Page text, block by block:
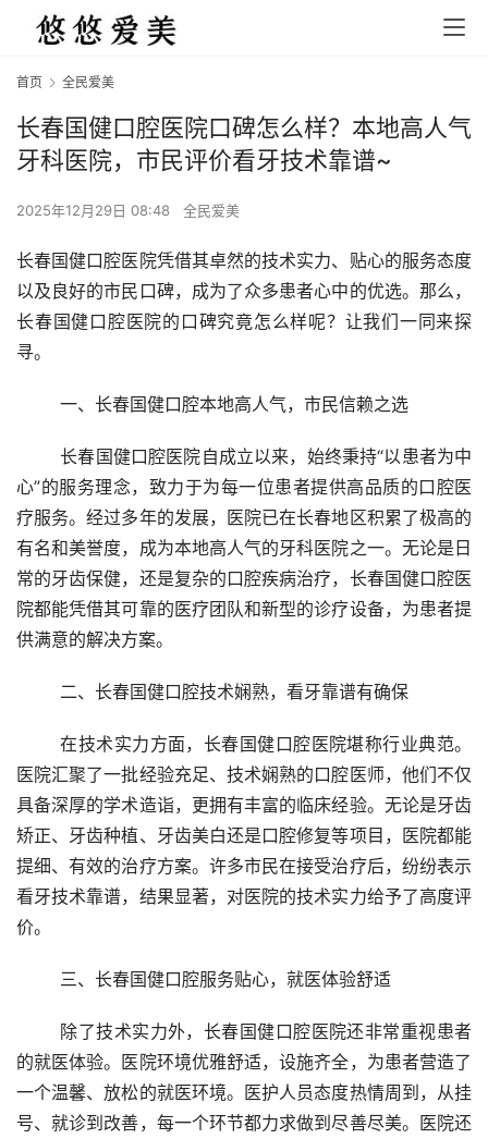
首页 全民爱美
长春国健口腔医院口碑怎么样？本地高人气
牙科医院，市民评价看牙技术靠谱~
2025年12月29日 08:48 全民爱美
长春国健口腔医院凭借其卓然的技术实力、贴心的服务态度
以及良好的市民口碑，成为了众多患者心中的优选。那么，
长春国健口腔医院的口碑究竟怎么样呢？让我们一同来探
寻。
	一、长春国健口腔本地高人气，市民信赖之选
心”的服务理念，致力于为每一位患者提供高品质的口腔医
疗服务。经过多年的发展，医院已在长春地区积累了极高的
有名和美誉度，成为本地高人气的牙科医院之一。无论是日
常的牙齿保健，还是复杂的口腔疾病治疗，长春国健口腔医
院都能凭借其可靠的医疗团队和新型的诊疗设备，为患者提
供满意的解决方案。
	二、长春国健口腔技术娴熟，看牙靠谱有确保
	在技术实力方面，长春国健口腔医院堪称行业典范。
医院汇聚了一批经验充足、技术娴熟的口腔医师，他们不仅
具备深厚的学术造诣，更拥有丰富的临床经验。无论是牙齿
矫正、牙齿种植、牙齿美白还是口腔修复等项目，医院都能
提细、有效的治疗方案。许多市民在接受治疗后，纷纷表示
看牙技术靠谱，结果显著，对医院的技术实力给予了高度评
价。
	三、长春国健口腔服务贴心，就医体验舒适
的就医体验。医院环境优雅舒适，设施齐全，为患者营造了
一个温馨、放松的就医环境。医护人员态度热情周到，从挂
号、就诊到改善，每一个环节都力求做到尽善尽美。医院还